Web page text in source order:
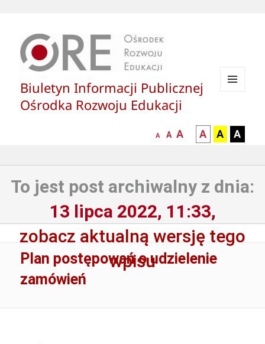
Biuletyn Informacji Publicznej
Ośrodka Rozwoju Edukacji
mniejsza
A
normalna
A
większa-
czcionka
A
kontrast
czarny
białym
A
kontrast
czarny
zółtym
A
żółty
A
To jest post archiwalny z dnia:
13 lipca 2022, 11:33,
zobacz aktualną wersję tego
wpisu
Plan postępowań o udzielenie
zamówień